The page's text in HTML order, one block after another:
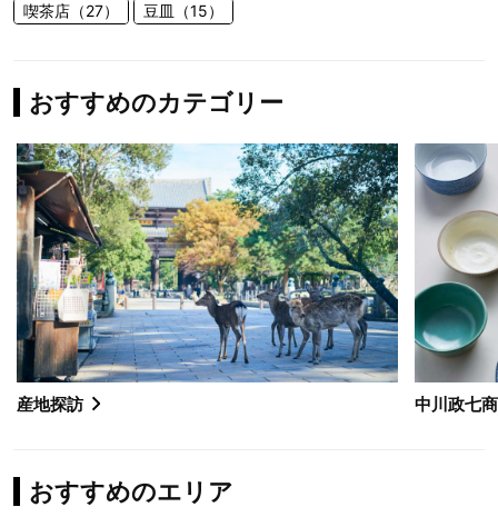
喫茶店（27）
豆皿（15）
おすすめのカテゴリー
産地探訪 中川政七
おすすめのエリア